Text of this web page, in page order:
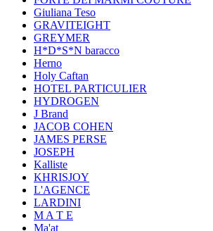
Giuliana Teso
GRAVITEIGHT
GREYMER
H*D*S*N baracco
Herno
Holy Caftan
HOTEL PARTICULIER
HYDROGEN
J Brand
JACOB COHEN
JAMES PERSE
JOSEPH
Kalliste
KHRISJOY
L'AGENCE
LARDINI
M A T E
Ma'at